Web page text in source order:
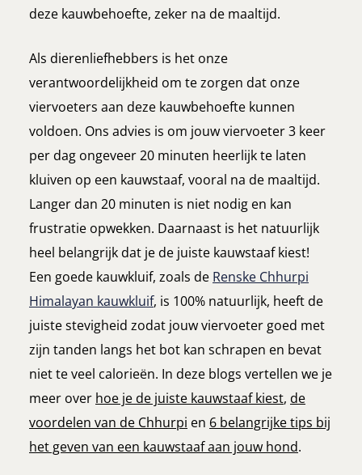
deze kauwbehoefte, zeker na de maaltijd.
Als dierenliefhebbers is het onze
verantwoordelijkheid om te zorgen dat onze
viervoeters aan deze kauwbehoefte kunnen
voldoen. Ons advies is om jouw viervoeter 3 keer
per dag ongeveer 20 minuten heerlijk te laten
kluiven op een kauwstaaf, vooral na de maaltijd.
Langer dan 20 minuten is niet nodig en kan
frustratie opwekken. Daarnaast is het natuurlijk
heel belangrijk dat je de juiste kauwstaaf kiest!
Een goede kauwkluif, zoals de Renske Chhurpi
Himalayan kauwkluif, is 100% natuurlijk, heeft de
juiste stevigheid zodat jouw viervoeter goed met
zijn tanden langs het bot kan schrapen en bevat
niet te veel calorieën. In deze blogs vertellen we je
meer over hoe je de juiste kauwstaaf kiest, de
voordelen van de Chhurpi en 6 belangrijketips bij
het geven van een kauwstaaf aan jouw hond.